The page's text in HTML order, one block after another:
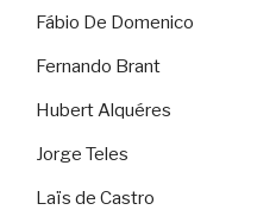
Fábio De Domenico
Fernando Brant
Hubert Alquéres
Jorge Teles
Laïs de Castro